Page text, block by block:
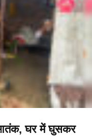
घर में घुसकर